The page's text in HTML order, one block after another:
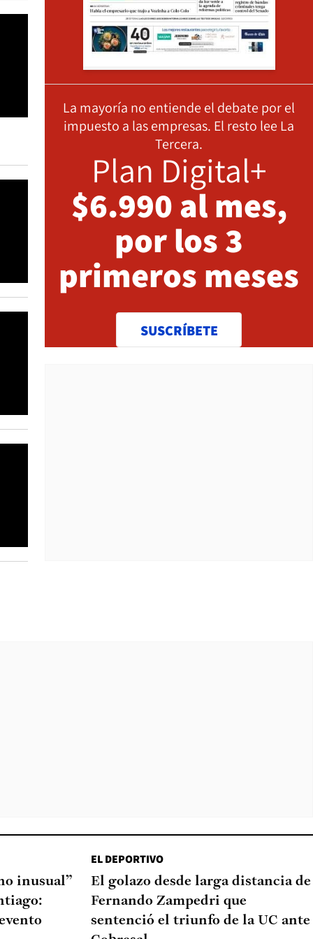
La mayoría no entiende el debate por el
impuesto a las empresas. El resto lee La
Tercera.
Plan Digital+
$6.990 al mes,
por los 3
primeros meses
SUSCRÍBETE
inusual”
EL DEPORTIVO
El golazo desde larga distancia de
Fernando Zampedri que
sentenció el triunfo de la UC ante